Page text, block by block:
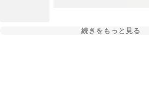
続きをもっと見る